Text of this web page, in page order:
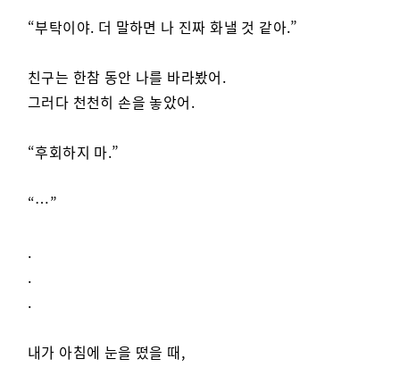
“부탁이야. 더 말하면 나 진짜 화낼 것 같아.”
친구는 한참 동안 나를 바라봤어.
그러다 천천히 손을 놓았어.
“후회하지 마.”
“…”
.
.
.
내가 아침에 눈을 떴을 때,